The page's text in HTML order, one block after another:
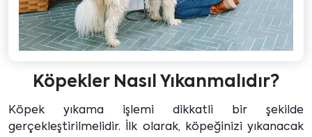
Köpekler Nasıl Yıkanmalıdır?
Köpek yıkama işlemi dikkatli bir şekilde
gerçekleştirilmelidir. İlk olarak, köpeğinizi yıkanacak